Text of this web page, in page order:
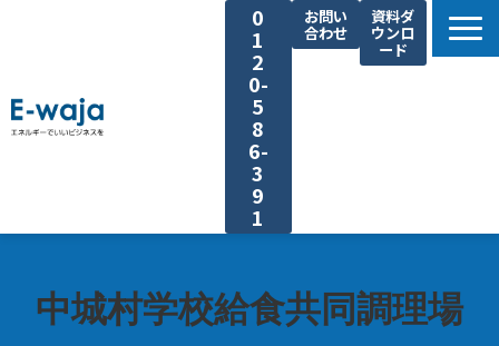
0
1
2
0-
5
8
6-
3
9
1
お問い
合わせ
資料ダ
ウンロ
ード
サービス一覧
業種別ご提案
中城村学校給食共同調理場